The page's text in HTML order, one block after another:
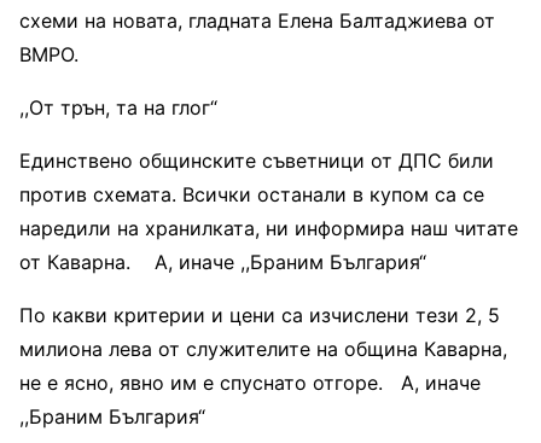
схеми на новата, гладната Елена Балтаджиева от
ВМРО.
,,От трън, та на глог“
Единствено общинските съветници от ДПС били
против схемата. Всички останали в купом са се
наредили на хранилката, ни информира наш читате
от Каварна. А, иначе ,,Браним България“
По какви критерии и цени са изчислени тези 2, 5
милиона лева от служителите на община Каварна,
не е ясно, явно им е спуснато отгоре. А, иначе
,,Браним България“